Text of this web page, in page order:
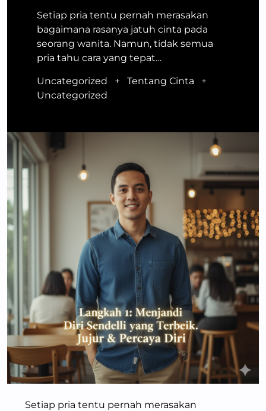
Setiap pria tentu pernah merasakan
bagaimana rasanya jatuh cinta pada
seorang wanita. Namun, tidak semua
pria tahu cara yang tepat…
Uncategorized + Tentang Cinta
+
Uncategorized
Setiap pria tentu pernah merasakan